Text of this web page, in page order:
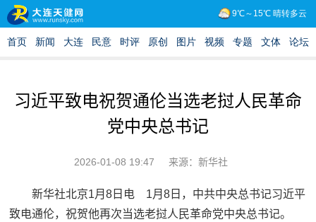
习近平致电祝贺通伦当选老挝人民革命
党中央总书记
2026-01-08 19:47 来源：新华社
新华社北京1月8日电 1月8日，中共中央总书记习近平
致电通伦，祝贺他再次当选老挝人民革命党中央总书记。